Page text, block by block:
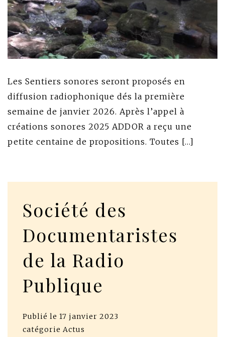
Les Sentiers sonores seront proposés en
diffusion radiophonique dés la première
semaine de janvier 2026. Après l’appel à
créations sonores 2025 ADDOR a reçu une
petite centaine de propositions. Toutes […]
Société des
Documentaristes
de la Radio
Publique
Publié le 17 janvier 2023
catégorie Actus